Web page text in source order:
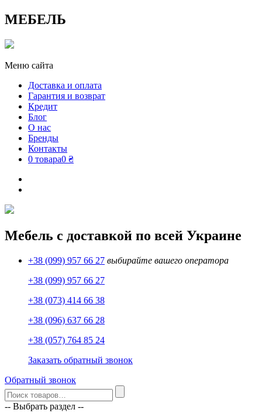
МЕБЕЛЬ
Меню сайта
Доставка и оплата
Гарантия и возврат
Кредит
Блог
О нас
Бренды
Контакты
0 товара0 ₴
Мебель с доставкой по всей Украине
+38 (099) 957 66 27 выбирайте вашего оператора
+38 (099) 957 66 27
+38 (073) 414 66 38
+38 (096) 637 66 28
+38 (057) 764 85 24
Заказать обратный звонок
Обратный звонок
-- Выбрать раздел --